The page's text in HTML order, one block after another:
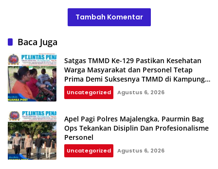
Tambah Komentar
Baca Juga
Satgas TMMD Ke-129 Pastikan Kesehatan
Warga Masyarakat dan Personel Tetap
Prima Demi Suksesnya TMMD di Kampung
Sesor
Uncategorized Agustus 6, 2026
Apel Pagi Polres Majalengka, Paurmin Bag
Ops Tekankan Disiplin Dan Profesionalisme
Personel
Uncategorized Agustus 6, 2026